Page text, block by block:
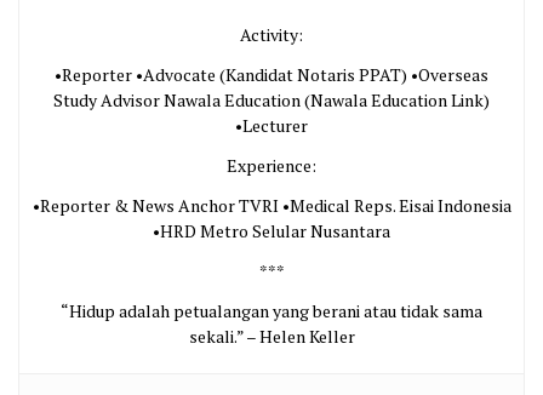
Activity:
•Reporter •Advocate (Kandidat Notaris PPAT) •Overseas
Study Advisor Nawala Education (Nawala Education Link)
•Lecturer
Experience:
•Reporter & News Anchor TVRI •Medical Reps. Eisai Indonesia
•HRD Metro Selular Nusantara
***
“Hidup adalah petualangan yang berani atau tidak sama
sekali.” – Helen Keller